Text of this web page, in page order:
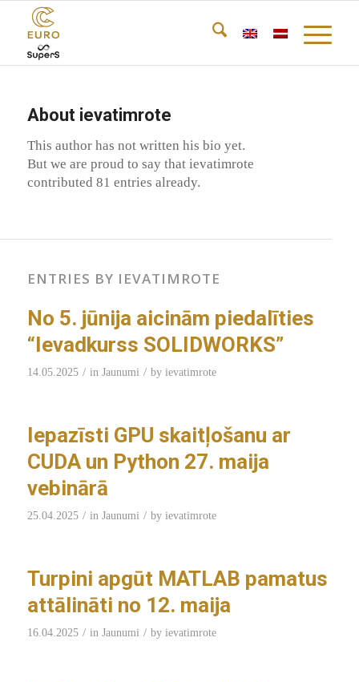
About ievatimrote
This author has not written his bio yet.
But we are proud to say that ievatimrote
contributed 81 entries already.
ENTRIES BY IEVATIMROTE
No 5. jūnija aicinām piedalīties
“Ievadkurss SOLIDWORKS”
14.05.2025 / in Jaunumi / by ievatimrote
Iepazīsti GPU skaitļošanu ar
CUDA un Python 27. maija
vebinārā
25.04.2025 / in Jaunumi / by ievatimrote
Turpini apgūt MATLAB pamatus
attālināti no 12. maija
16.04.2025 / in Jaunumi / by ievatimrote